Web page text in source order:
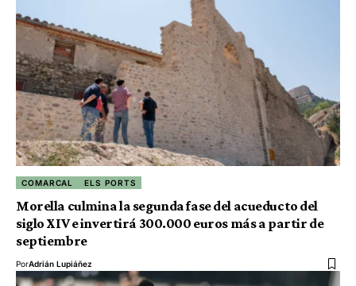
COMARCAL ELS PORTS
Morella culmina la segunda fase del acueducto del
siglo XIV e invertirá 300.000 euros más a partir de
septiembre
PorAdrián Lupiáñez